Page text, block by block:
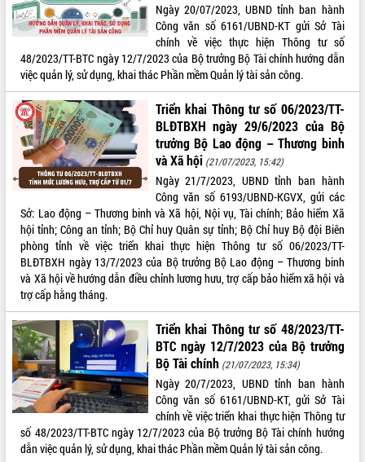
Ngày 20/07/2023, UBND tỉnh ban hành
Công văn số 6161/UBND-KT gửi Sở Tài
chính về việc thực hiện Thông tư số
48/2023/TT-BTC ngày 12/7/2023 của Bộ trưởng Bộ Tài chính hướng dẫn
việc quản lý, sử dụng, khai thác Phần mềm Quản lý tài sản công.
Triển khai Thông tư số 06/2023/TT-
BLĐTBXH ngày 29/6/2023 của Bộ
trưởng Bộ Lao động – Thương binh
và Xã hội (21/07/2023, 15:42)
Ngày 21/7/2023, UBND tỉnh ban hành
Công văn số 6193/UBND-KGVX, gửi các
Sở: Lao động – Thương binh và Xã hội, Nội vụ, Tài chính; Bảo hiểm Xã
hội tỉnh; Công an tỉnh; Bộ Chỉ huy Quân sự tỉnh; Bộ Chỉ huy Bộ đội Biên
phòng tỉnh về việc triển khai thực hiện Thông tư số 06/2023/TT-
BLĐTBXH ngày 13/7/2023 của Bộ trưởng Bộ Lao động – Thương binh
và Xã hội về hướng dẫn điều chỉnh lương hưu, trợ cấp bảo hiểm xã hội và
trợ cấp hằng tháng.
Triển khai Thông tư số 48/2023/TT-
BTC ngày 12/7/2023 của Bộ trưởng
Bộ Tài chính (21/07/2023, 15:34)
Ngày 20/7/2023, UBND tỉnh ban hành
Công văn số 6161/UBND-KT, gửi Sở Tài
chính về việc triển khai thực hiện Thông tư
số 48/2023/TT-BTC ngày 12/7/2023 của Bộ trưởng Bộ Tài chính hướng
dẫn việc quản lý, sử dụng, khai thác Phần mềm Quản lý tài sản công.